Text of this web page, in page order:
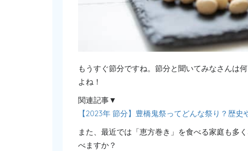
もうすぐ節分ですね。節分と聞いてみなさんは
よね！
関連記事▼
【2023年 節分】豊橋鬼祭ってどんな祭り？歴
また、最近では「恵方巻き」を食べる家庭も多
べますか？